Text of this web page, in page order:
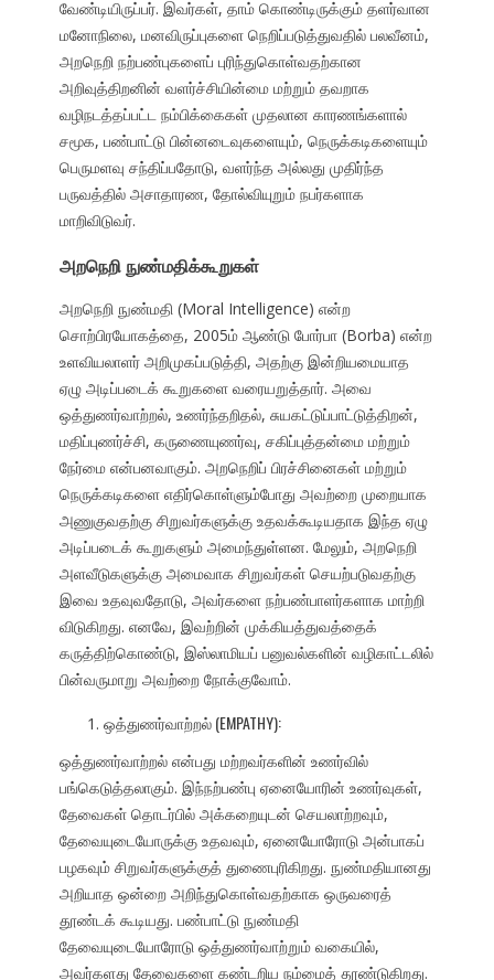
வேண்டியிருப்பர். இவர்கள், தாம் கொண்டிருக்கும் தளர்வான
மனோநிலை, மனவிருப்புகளை நெறிப்படுத்துவதில் பலவீனம்,
அறநெறி நற்பண்புகளைப் புரிந்துகொள்வதற்கான
அறிவுத்திறனின் வளர்ச்சியின்மை மற்றும் தவறாக
வழிநடத்தப்பட்ட நம்பிக்கைகள் முதலான காரணங்களால்
சமூக, பண்பாட்டு பின்னடைவுகளையும், நெருக்கடிகளையும்
பெருமளவு சந்திப்பதோடு, வளர்ந்த அல்லது முதிர்ந்த
பருவத்தில் அசாதாரண, தோல்வியுறும் நபர்களாக
மாறிவிடுவர்.
அறநெறி நுண்மதிக்கூறுகள்
அறநெறி நுண்மதி (Moral Intelligence) என்ற
சொற்பிரயோகத்தை, 2005ம் ஆண்டு போர்பா (Borba) என்ற
உளவியலாளர் அறிமுகப்படுத்தி, அதற்கு இன்றியமையாத
ஏழு அடிப்படைக் கூறுகளை வரையறுத்தார். அவை
ஒத்துணர்வாற்றல், உணர்ந்தறிதல், சுயகட்டுப்பாட்டுத்திறன்,
மதிப்புணர்ச்சி, கருணையுணர்வு, சகிப்புத்தன்மை மற்றும்
நேர்மை என்பனவாகும். அறநெறிப் பிரச்சினைகள் மற்றும்
நெருக்கடிகளை எதிர்கொள்ளும்போது அவற்றை முறையாக
அணுகுவதற்கு சிறுவர்களுக்கு உதவக்கூடியதாக இந்த ஏழு
அடிப்படைக் கூறுகளும் அமைந்துள்ளன. மேலும், அறநெறி
அளவீடுகளுக்கு அமைவாக சிறுவர்கள் செயற்படுவதற்கு
இவை உதவுவதோடு, அவர்களை நற்பண்பாளர்களாக மாற்றி
விடுகிறது. எனவே, இவற்றின் முக்கியத்துவத்தைக்
கருத்திற்கொண்டு, இஸ்லாமியப் பனுவல்களின் வழிகாட்டலில்
பின்வருமாறு அவற்றை நோக்குவோம்.
ஒத்துணர்வாற்றல் (EMPATHY):
ஒத்துணர்வாற்றல் என்பது மற்றவர்களின் உணர்வில்
பங்கெடுத்தலாகும். இந்நற்பண்பு ஏனையோரின் உணர்வுகள்,
தேவைகள் தொடர்பில் அக்கறையுடன் செயலாற்றவும்,
தேவையுடையோருக்கு உதவவும், ஏனையோரோடு அன்பாகப்
பழகவும் சிறுவர்களுக்குத் துணைபுரிகிறது. நுண்மதியானது
அறியாத ஒன்றை அறிந்துகொள்வதற்காக ஒருவரைத்
தூண்டக் கூடியது. பண்பாட்டு நுண்மதி
தேவையுடையோரோடு ஒத்துணர்வாற்றும் வகையில்,
அவர்களது தேவைகளை கண்டறிய நம்மைத் தூண்டுகிறது.